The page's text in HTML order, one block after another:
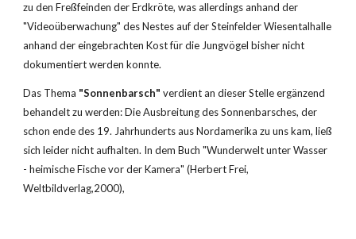
zu den Freßfeinden der Erdkröte, was allerdings anhand der
"Videoüberwachung" des Nestes auf der Steinfelder Wiesentalhalle
anhand der eingebrachten Kost für die Jungvögel bisher nicht
dokumentiert werden konnte.
Das Thema "Sonnenbarsch" verdient an dieser Stelle ergänzend
behandelt zu werden: Die Ausbreitung des Sonnenbarsches, der
schon ende des 19. Jahrhunderts aus Nordamerika zu uns kam, ließ
sich leider nicht aufhalten. In dem Buch "Wunderwelt unter Wasser
- heimische Fische vor der Kamera" (Herbert Frei,
Weltbildverlag,2000),